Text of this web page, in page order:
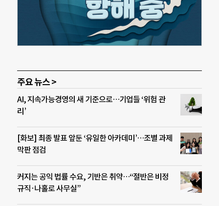
주요 뉴스 >
AI, 지속가능경영의 새 기준으로…기업들 ‘위험 관
리’
[화보] 최종 발표 앞둔 ‘유일한 아카데미’…조별 과제
막판 점검
커지는 공익 법률 수요, 기반은 취약…“절반은 비정
규직·나홀로 사무실”